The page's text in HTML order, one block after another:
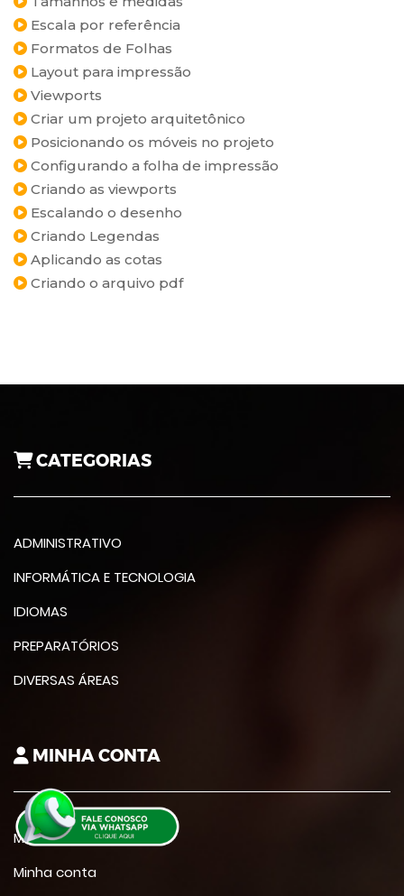
Escala por referência
Formatos de Folhas
Layout para impressão
Viewports
Criar um projeto arquitetônico
Posicionando os móveis no projeto
Configurando a folha de impressão
Criando as viewports
Escalando o desenho
Criando Legendas
Aplicando as cotas
Criando o arquivo pdf
CATEGORIAS
ADMINISTRATIVO
INFORMÁTICA E TECNOLOGIA
IDIOMAS
PREPARATÓRIOS
DIVERSAS ÁREAS
MINHA CONTA
Meus cursos
Minha conta